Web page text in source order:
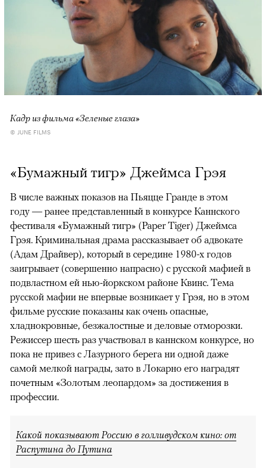
Кадр из фильма «Зеленые глаза»
© JUNE FILMS
«Бумажный тигр» Джеймса Грэя
В числе важных показов на Пьяцце Гранде в этом
году — ранее представленный в конкурсе Каннского
фестиваля «Бумажный тигр» (Paper Tiger) Джеймса
Грэя. Криминальная драма рассказывает об адвокате
(Адам Драйвер), который в середине 1980-х годов
заигрывает (совершенно напрасно) с русской мафией в
подвластном ей нью-йоркском районе Квинс. Тема
русской мафии не впервые возникает у Грэя, но в этом
фильме русские показаны как очень опасные,
хладнокровные, безжалостные и деловые отморозки.
Режиссер шесть раз участвовал в каннском конкурсе, но
пока не привез с Лазурного берега ни одной даже
самой мелкой награды, зато в Локарно его наградят
почетным «Золотым леопардом» за достижения в
профессии.
Какой показывают Россию в голливудском кино: от
Распутина до Путина